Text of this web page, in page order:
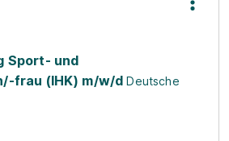
Sport- und
frau (IHK) m/w/d Deutsche